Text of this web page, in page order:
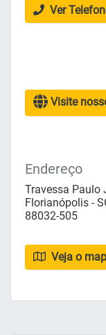
Ver
Visite
Endereço
Travessa Paulo
Florianópolis -
88032-505
Veja o